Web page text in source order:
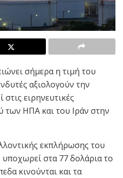
σήμερα η τιμή του
αξιολογούν την
στις ειρηνευτικές
των ΗΠΑ και του Ιράν στην
εκπλήρωσης του
στα 77 δολάρια το
κινούνται και τα